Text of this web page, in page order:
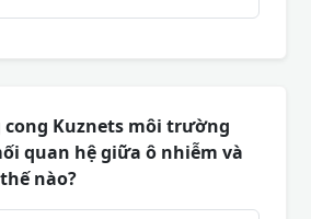
Kuznets môi trường
quan hệ giữa ô nhiễm và
nào?